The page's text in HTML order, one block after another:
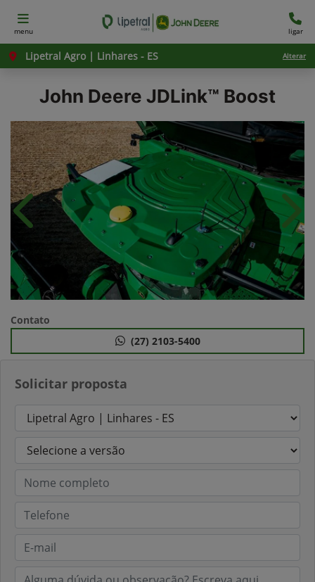
menu ligar
Lipetral Agro | Linhares - ES Alterar
John Deere JDLink™ Boost
Solicitar proposta
Anterior
Contato
(27) 2103-5400